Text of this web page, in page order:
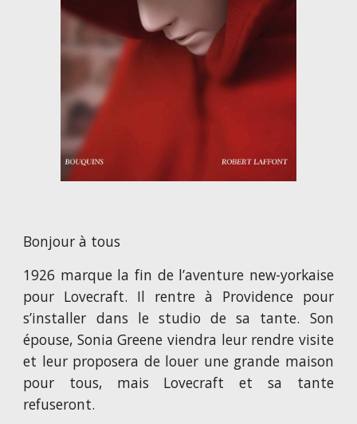
Bonjour à tous
1926 marque la fin de l’aventure new-yorkaise
pour Lovecraft. Il rentre à Providence pour
s’installer dans le studio de sa tante. Son
épouse, Sonia Greene viendra leur rendre visite
et leur proposera de louer une grande maison
pour tous, mais Lovecraft et sa tante
refuseront.